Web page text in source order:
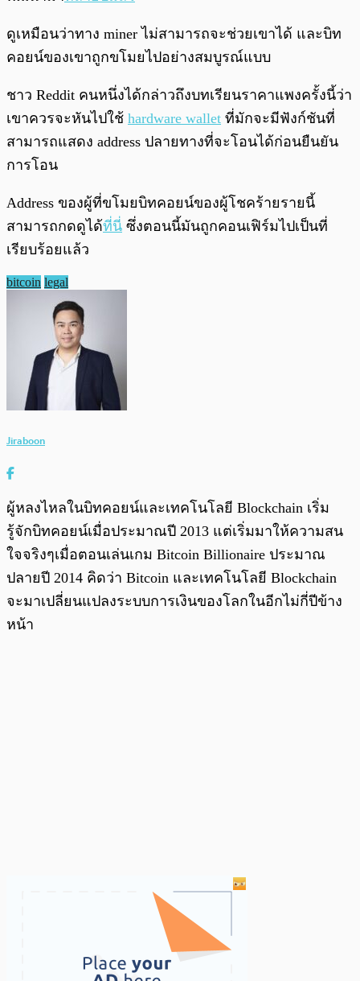
ดูเหมือนว่าทาง miner ไม่สามารถจะช่วยเขาได้ และบิท
คอยน์ของเขาถูกขโมยไปอย่างสมบูรณ์แบบ
ชาว Reddit คนหนึ่งได้กล่าวถึงบทเรียนราคาแพงครั้งนี้ว่า
เขาควรจะหันไปใช้ hardware wallet ที่มักจะมีฟังก์ชันที่
สามารถแสดง address ปลายทางที่จะโอนได้ก่อนยืนยัน
การโอน
Address ของผู้ที่ขโมยบิทคอยน์ของผู้โชคร้ายรายนี้
สามารถกดดูได้ที่นี่ ซึ่งตอนนี้มันถูกคอนเฟิร์มไปเป็นที่
เรียบร้อยแล้ว
bitcoin legal
Jiraboon
ผู้หลงไหลในบิทคอยน์และเทคโนโลยี Blockchain เริ่ม
รู้จักบิทคอยน์เมื่อประมาณปี 2013 แต่เริ่มมาให้ความสน
ใจจริงๆเมื่อตอนเล่นเกม Bitcoin Billionaire ประมาณ
ปลายปี 2014 คิดว่า Bitcoin และเทคโนโลยี Blockchain
จะมาเปลี่ยนแปลงระบบการเงินของโลกในอีกไม่กี่ปีข้าง
หน้า